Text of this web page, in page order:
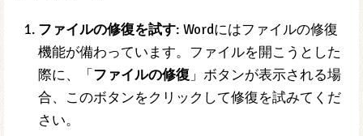
ファイルの修復を試す: Wordにはファイルの修復
機能が備わっています。ファイルを開こうとした
際に、「 ファイルの修復 」ボタンが表示される場
合、このボタンをクリックして修復を試みてくだ
さい。